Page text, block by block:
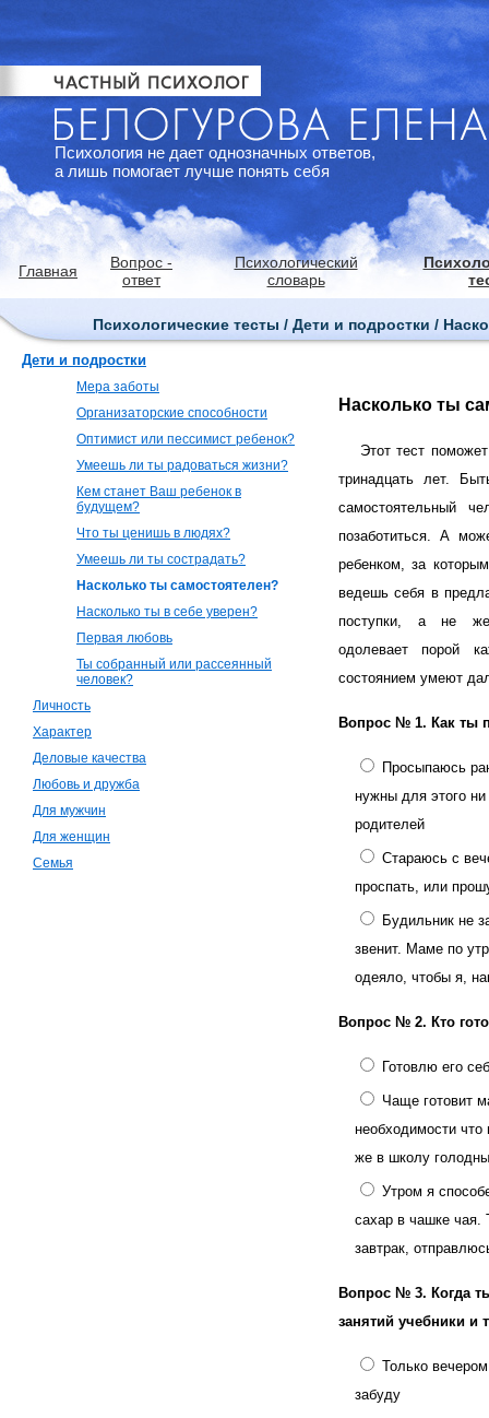
Психология не дает однозначных ответов,
а лишь помогает лучше понять себя
Главная
Вопрос -
ответ
Психологический
словарь
Психологические тесты / Дети и подростки /
Дети и подростки
Мера заботы
Организаторские способности
Оптимист или пессимист ребенок?
Умеешь ли ты радоваться жизни?
Кем станет Ваш ребенок в
будущем?
Что ты ценишь в людях?
Умеешь ли ты сострадать?
Насколько ты самостоятелен?
Насколько ты в себе уверен?
Первая любовь
Ты собранный или рассеянный
человек?
Личность
Характер
Деловые качества
Любовь и дружба
Для мужчин
Для женщин
Семья
Насколько ты
Этот тест
тринадцать лет.
самостоятельный
позаботиться. А
ребенком, за
ведешь себя в
поступки, а не
одолевает порой
состоянием умеют
Вопрос № 1. Как ты
Просыпаюсь
нужны для этого
родителей
Стараюсь с
проспать, или
Будильник не
звенит. Маме по
одеяло, чтобы я,
Вопрос № 2. Кто
Готовлю его
Чаще готовит
необходимости что
же в школу
Утром я
сахар в чашке чая.
завтрак,
Вопрос № 3. Когда
занятий учебники и
Только
забуду